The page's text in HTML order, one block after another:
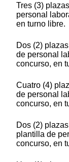
Tres (3)
personal
en turno libre.
Dos (2)
de personal
concurso, en
Cuatro (4)
de personal
concurso, en
Dos (2)
plantilla de
concurso, en